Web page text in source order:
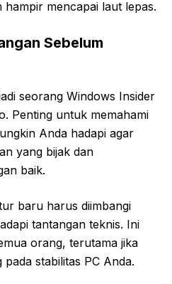
mencapai laut lepas.
Sebelum
seorang Windows Insider
Penting untuk memahami
Anda hadapi agar
yang bijak dan
baik.
baru harus diimbangi
tantangan teknis. Ini
orang, terutama jika
stabilitas PC Anda.